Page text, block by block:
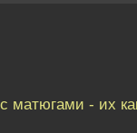
матюгами - их